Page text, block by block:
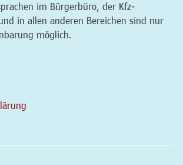
im Bürgerbüro, der Kfz-
in allen anderen Bereichen sind nur
möglich.